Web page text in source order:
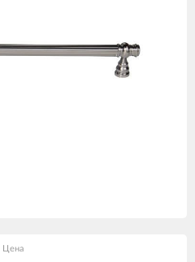
Цена